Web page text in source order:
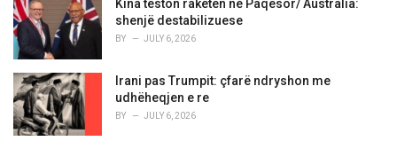
s
:
Kina teston raketën në Paqësor/ Australia:
shenjë destabilizuese
BY JULY 6, 2026
Irani pas Trumpit: çfarë ndryshon me
udhëheqjen e re
BY JULY 6, 2026